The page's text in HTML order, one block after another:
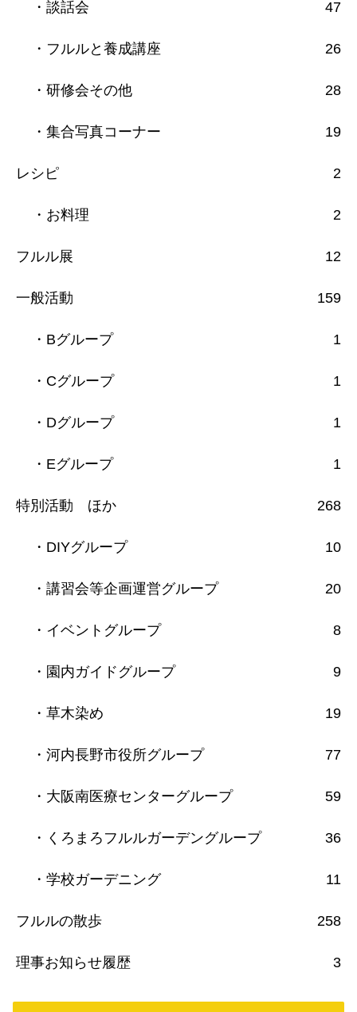
・談話会 47
・フルルと養成講座 26
・研修会その他 28
・集合写真コーナー 19
レシピ 2
・お料理 2
フルル展 12
一般活動 159
・Bグループ 1
・Cグループ 1
・Dグループ 1
・Eグループ 1
特別活動 ほか 268
・DIYグループ 10
・講習会等企画運営グループ 20
・イベントグループ 8
・園内ガイドグループ 9
・草木染め 19
・河内長野市役所グループ 77
・大阪南医療センターグループ 59
・くろまろフルルガーデングループ 36
・学校ガーデニング 11
フルルの散歩 258
理事お知らせ履歴 3